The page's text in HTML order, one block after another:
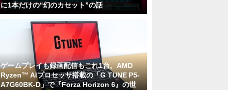
に1本だけの“幻のカセット”の話
ゲームプレイも録画配信もこれ1台。AMD
Ryzen™ AIプロセッサ搭載の「G TUNE P5-
A7G60BK-D」で『Forza Horizon 6』の世